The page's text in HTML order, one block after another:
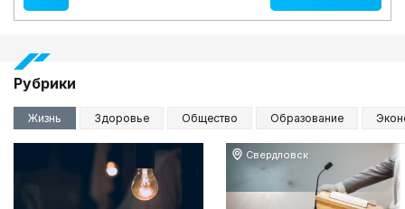
Рубрики
Жизнь Здоровье Общество Образование
Свердловск